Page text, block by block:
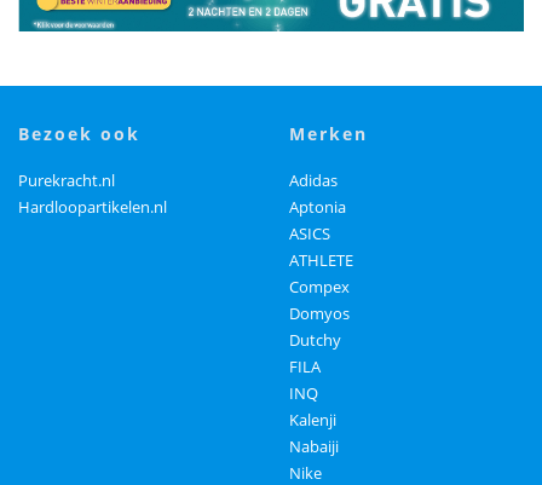
bezoek ook
Purekracht.nl
Hardloopartikelen.nl
merken
Adidas
Aptonia
ASICS
ATHLETE
Compex
Domyos
Dutchy
FILA
INQ
Kalenji
Nabaiji
Nike